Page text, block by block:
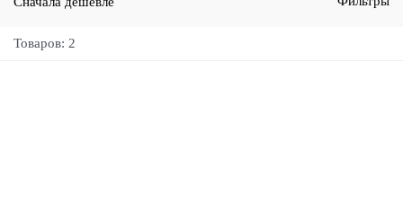
Товаров: 2